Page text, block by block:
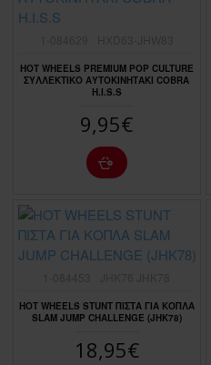
HOT WHEELS PREMIUM POP CULTURE
ΣΥΛΛΕΚΤΙΚΟ ΑΥΤΟΚΙΝΗΤΑΚΙ COBRA
H.I.S.S
9,95€
HOT WHEELS STUNT ΠΙΣΤΑ ΓΙΑ ΚΟΠΛΑ
SLAM JUMP CHALLENGE (JHK78)
18,95€